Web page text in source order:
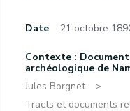
Date 21 octobre
Contexte :
archéologique de
Jules Borgnet.
Tracts et documents